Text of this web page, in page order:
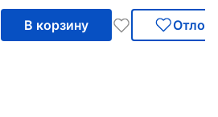
классы
В корзину